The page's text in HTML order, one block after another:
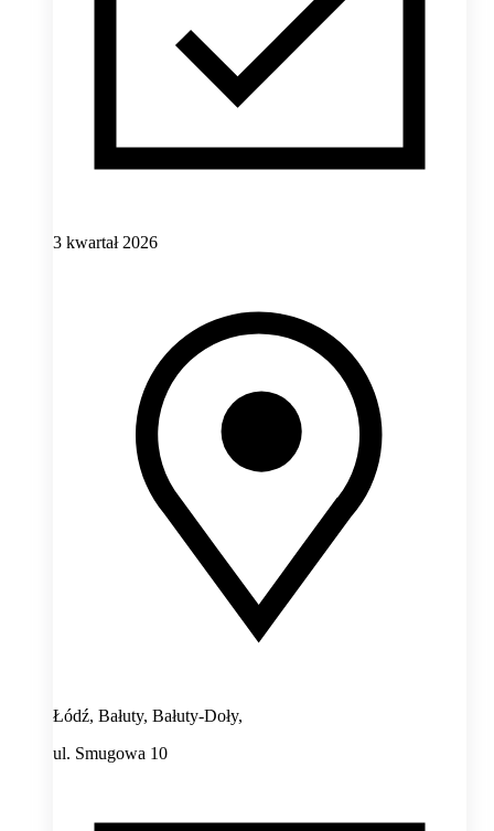
3 kwartał 2026
Łódź, Bałuty, Bałuty-Doły,
ul. Smugowa 10